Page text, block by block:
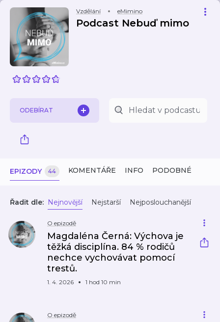
Vzdělání eMimino
Podcast Nebuď mimo
ODEBÍRAT
EPIZODY 44 KOMENTÁŘE INFO PODOBNÉ
Řadit dle: Nejnovější Nejstarší Nejposlouchanější
O epizodě
Magdaléna Černá: Výchova je
těžká disciplína. 84 % rodičů
nechce vychovávat pomocí
trestů.
1. 4. 2026 1 hod 10 min
O epizodě